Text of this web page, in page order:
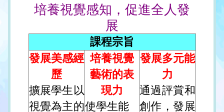
培養視覺感知，促進全人發
展
課程宗旨
發展美感經
歷
擴展學生以
視覺為主的
培養視覺
藝術的表
現力
使學生能
發展多元能
力
通過評賞和
創作，發展